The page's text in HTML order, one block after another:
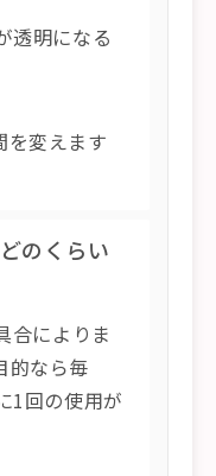
明になる
変えます
のくらい
合によりま
的なら毎
1回の使用が